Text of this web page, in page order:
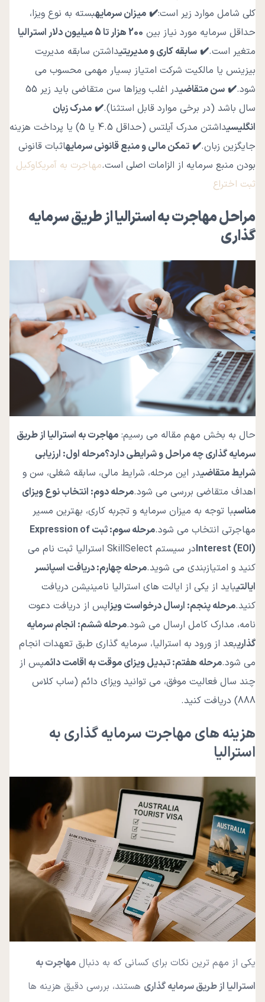
کلی شامل موارد زیر است:✔️ میزان سرمایهبسته به نوع ویزا،
حداقل سرمایه مورد نیاز بین 200هزار تا 5 میلیون دلار استرالیا
متغیر است.✔️ سابقه کاری و مدیریتیداشتن سابقه مدیریت
بیزینس یا مالکیت شرکت امتیاز بسیار مهمی محسوب می
شود.✔️ سن متقاضی
در اغلب ویزاها سن متقاضی باید زیر 55
سال باشد (در برخی موارد قابل استثنا).✔️ مدرک زبان
انگلیسی
داشتن مدرک آیلتس (حداقل 4.5 یا 5) یا پرداخت هزینه
جایگزین زبان.✔️ تمکن مالی و منبع قانونی سرمایهاثبات قانونی
بودن منبع سرمایه از الزامات اصلی است.مهاجرت به آمریکاوکیل
ثبت اختراع
مراحل مهاجرت به استرالیا از طریق سرمایه
گذاری
حال به بخش مهم مقاله می رسیم: مهاجرت به استرالیا از طریق
سرمایه گذاری چه مراحل و شرایطی دارد؟مرحله اول: ارزیابی
شرایط متقاضیدر این مرحله، شرایط مالی، سابقه شغلی، سن و
اهداف متقاضی بررسی می شود.مرحله دوم: انتخاب نوع ویزای
مناسببا توجه به میزان سرمایه و تجربه کاری، بهترین مسیر
مهاجرتی انتخاب می شود.مرحله سوم: ثبتExpression of
Interest (EOI)
در سیستم SkillSelect استرالیا ثبت نام می
کنید و امتیازبندی می شوید.مرحله چهارم: دریافت اسپانسر
ایالتیباید از یکی از ایالت های استرالیا نامینیشن دریافت
کنید.مرحله پنجم: ارسال درخواست ویزاپس از دریافت دعوت
نامه، مدارک کامل ارسال می شود.مرحله ششم: انجام سرمایه
گذاریبعد از ورود به استرالیا، سرمایه گذاری طبق تعهدات انجام
می شود.مرحله هفتم: تبدیل ویزای موقت به اقامت دائمپس از
چند سال فعالیت موفق، می توانید ویزای دائم (ساب کلاس
888) دریافت کنید.
هزینه های مهاجرت سرمایه گذاری به
استرالیا
یکی از مهم ترین نکات برای کسانی که به دنبال مهاجرت به
استرالیا از طریق سرمایه گذاری هستند، بررسی دقیق هزینه ها